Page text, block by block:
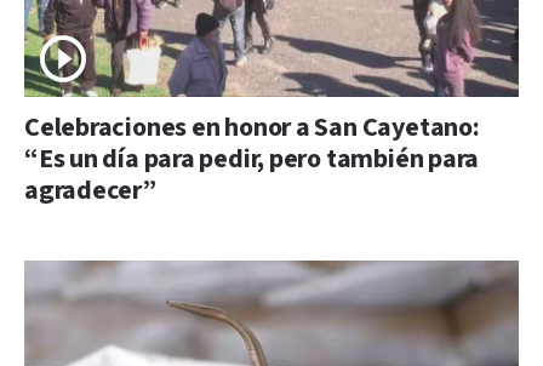
Celebraciones en honor a San Cayetano:
“Es un día para pedir, pero también para
agradecer”